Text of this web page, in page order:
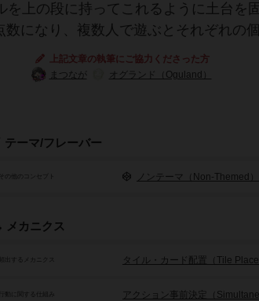
上の段に持ってこれるように土台を
になり、複数人で遊ぶとそれぞれの
上記文章の執筆にご協力くださった方
まつなが
オグランド（Oguland）
テーマ/フレーバー
その他のコンセプト ノンテーマ（Non-Themed）
メカニクス
頻出するメカニクス タイル・カード配置（Tile
行動に関する仕組み アクション事前決定（